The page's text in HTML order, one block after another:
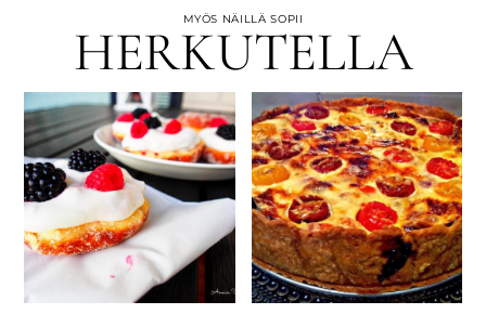
MYÖS NÄILLÄ SOPII
HERKUTELLA